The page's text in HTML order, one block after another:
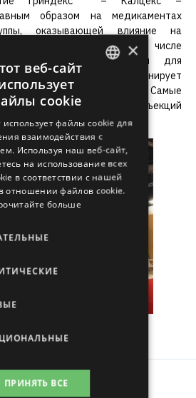
образом на медикаментах
оказывающей влияние на
систему, предлагая в том числе
препараты для
В этом году предприятие планирует
на новых рынках сбыта. Самые
Калцекс – растворы для инъекций
магния.
RUSSIAN
SPANISH
×
веб-сайт
cookie
использует файлы cookie для
взаимодействия с
Используя наш веб-сайт,
на использование всех
в соответствии с нашей
​​отношении файлов cookie.
больше
ПРИНЯТЬ ВСЕ